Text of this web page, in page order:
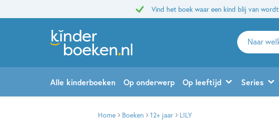
Vind het boek waar een kind blij van wordt
Zoeken
naar
en
uitgevers
Alle kinderboeken Op onderwerp Op leeftijd Series
Home Boeken 12+ jaar LILY